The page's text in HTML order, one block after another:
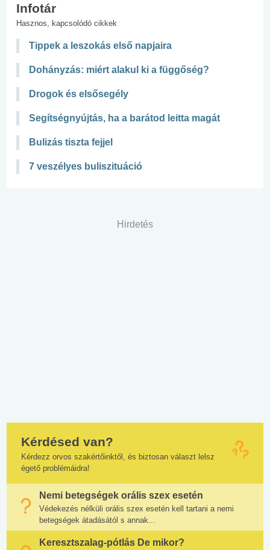
Infotár
Hasznos, kapcsolódó cikkek
Tippek a leszokás első napjaira
Dohányzás: miért alakul ki a függőség?
Drogok és elsősegély
Segítségnyújtás, ha a barátod leitta magát
Bulizás tiszta fejjel
7 veszélyes buliszituáció
Hirdetés
Kérdésed van?
Kérdezz orvos szakértőinktől, és biztosan választ lelsz
égető problémáidra!
Nemi betegségek orális szex esetén
Védekezés nélküli orális szex esetén kell tartani a nemi
betegségek átadásától s annak...
Keresztszalag-pótlás De mikor?